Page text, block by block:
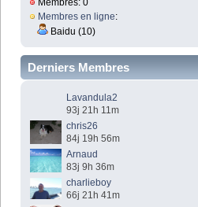
Membres: 0
Membres en ligne:
Baidu (10)
Derniers Membres
Lavandula2
93j 21h 11m
chris26
84j 19h 56m
Arnaud
83j 9h 36m
charlieboy
66j 21h 41m